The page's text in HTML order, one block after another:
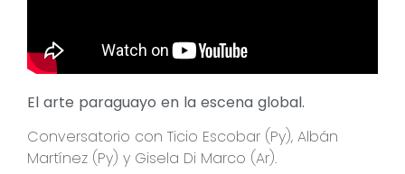
El arte paraguayo en la escena global.
Conversatorio con Ticio Escobar (Py), Albán
Martínez (Py) y Gisela Di Marco (Ar).